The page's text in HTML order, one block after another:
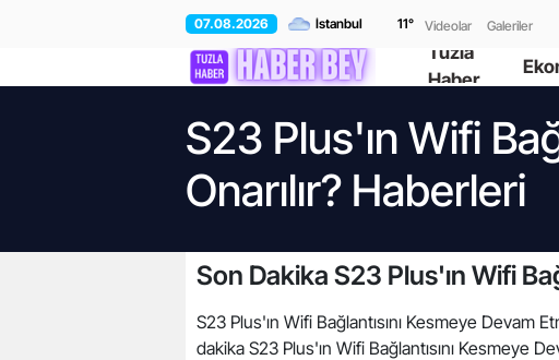
07.08.2026 11° Videolar Galeriler
Tuzla
Haber
S23 Plus'ın Wifi
Onarılır? Haberleri
Son Dakika S23 Plus'ın Wifi
S23 Plus'ın Wifi Bağlantısını Kesmeye Devam
dakika S23 Plus'ın Wifi Bağlantısını Kesmeye